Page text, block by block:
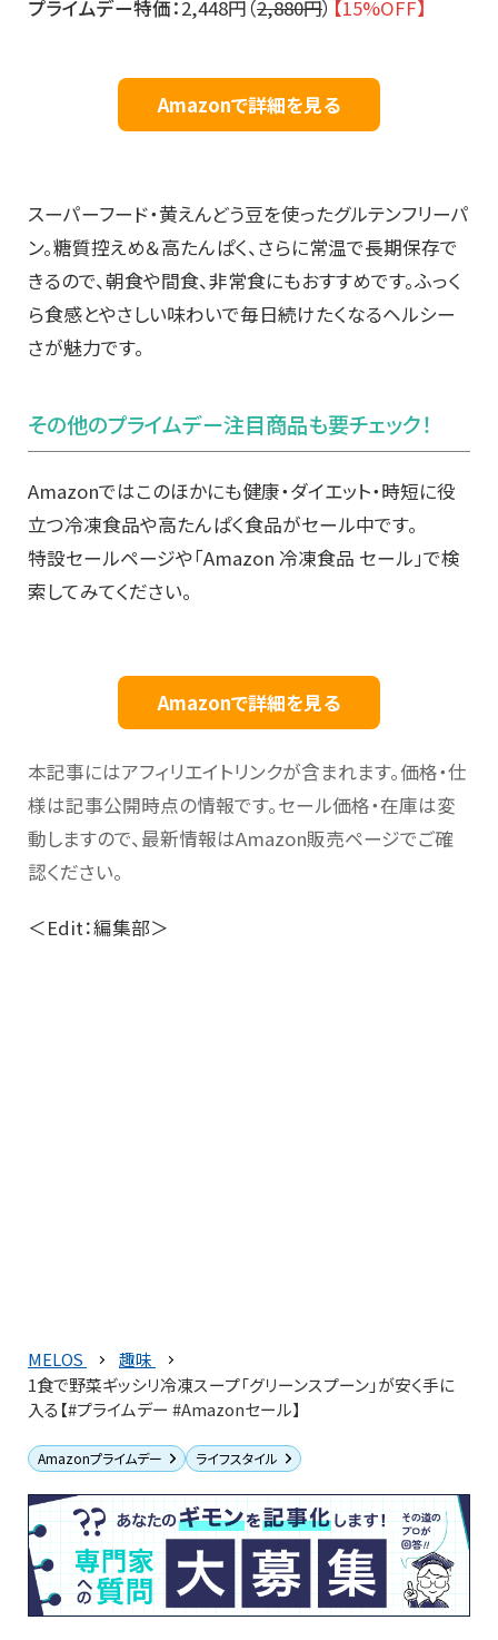
プライムデー特価：2,448円（2,880円） 【15%OFF】
Amazonで詳細を見る
スーパーフード・黄えんどう豆を使ったグルテンフリーパ
ン。糖質控えめ＆高たんぱく、さらに常温で長期保存で
きるので、朝食や間食、非常食にもおすすめです。ふっく
ら食感とやさしい味わいで毎日続けたくなるヘルシー
さが魅力です。
その他のプライムデー注目商品も要チェック！
Amazonではこのほかにも健康・ダイエット・時短に役
立つ冷凍食品や高たんぱく食品がセール中です。
特設セールページや「Amazon 冷凍食品 セール」で検
索してみてください。
Amazonで詳細を見る
本記事にはアフィリエイトリンクが含まれます。価格・仕
様は記事公開時点の情報です。セール価格・在庫は変
動しますので、最新情報はAmazon販売ページでご確
認ください。
＜Edit：編集部＞
MELOS
趣味
1食で野菜ギッシリ冷凍スープ「グリーンスプーン」が安く手に
入る【#プライムデー #Amazonセール】
Amazonプライムデー ライフスタイル